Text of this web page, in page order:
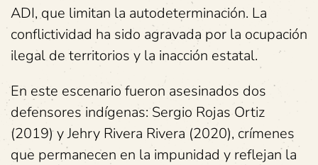
ADI, que limitan la autodeterminación. La
conflictividad ha sido agravada por la ocupación
ilegal de territorios y la inacción estatal.
En este escenario fueron asesinados dos
defensores indígenas: Sergio Rojas Ortiz
(2019) y Jehry Rivera Rivera (2020), crímenes
que permanecen en la impunidad y reflejan la